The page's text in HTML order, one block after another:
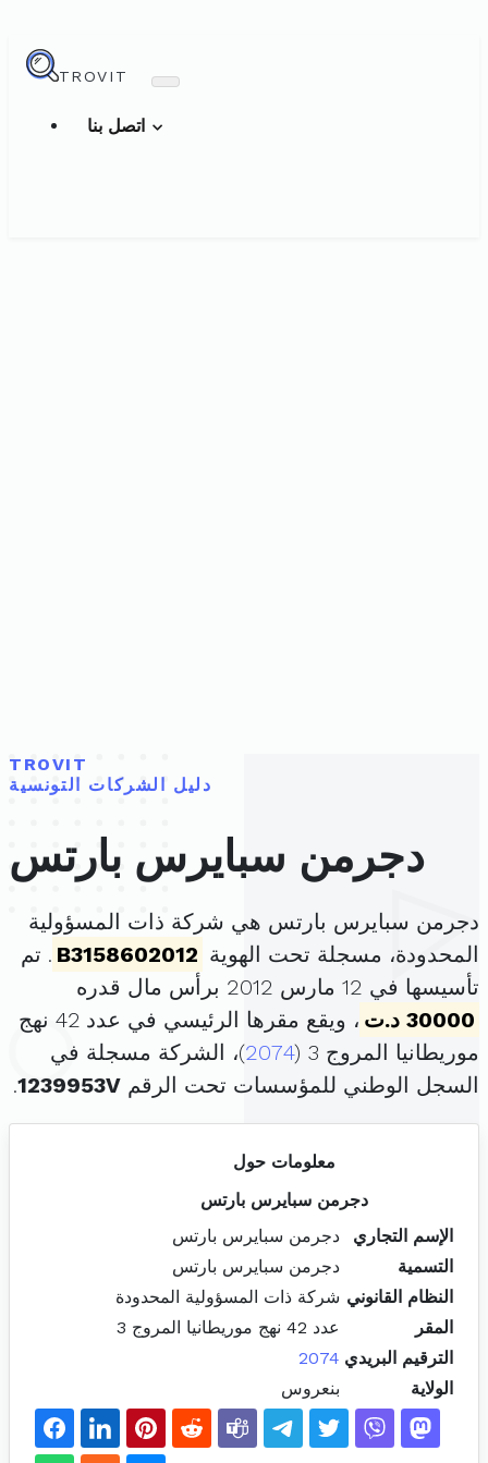
TROVIT
TROVIT
دليل الشركات التونسية
دجرمن سبايرس بارتس
دجرمن سبايرس بارتس هي شركة ذات المسؤولية
المحدودة، مسجلة تحت الهوية B3158602012 . تم
تأسيسها في 12 مارس 2012 برأس مال قدره
30000 د.ت
، ويقع مقرها الرئيسي في عدد 42 نهج
موريطانيا المروج 3 (
2074)، الشركة مسجلة في
السجل الوطني للمؤسسات تحت الرقم 1239953V
.
معلومات حول
دجرمن سبايرس بارتس
الإسم التجاري
دجرمن سبايرس بارتس
التسمية
دجرمن سبايرس بارتس
النظام القانوني شركة ذات المسؤولية المحدودة
المقر
عدد 42 نهج موريطانيا المروج 3
الترقيم البريدي 2074
الولاية
بنعروس